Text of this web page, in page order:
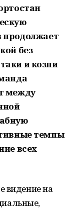
продолжает
без
и козни
между
темпы
всех
видение на